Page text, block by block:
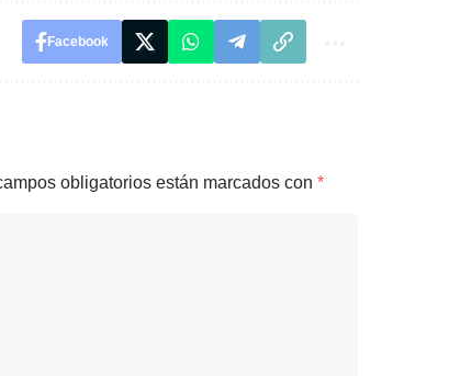
Facebook
obligatorios están marcados con *